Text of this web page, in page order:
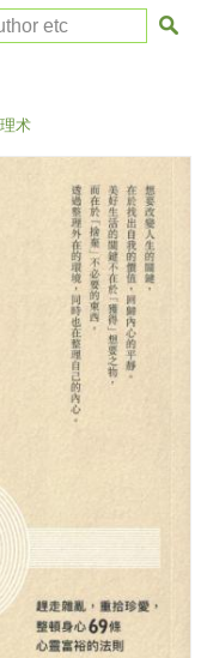
etc
术